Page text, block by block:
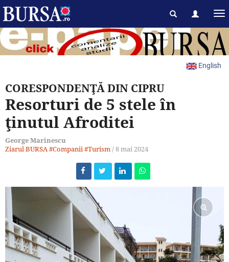
English
CORESPONDENŢĂ DIN CIPRU
Resorturi de 5 stele în
ţinutul Afroditei
George Marinescu
Ziarul BURSA#Companii#Turism/8 mai 2024